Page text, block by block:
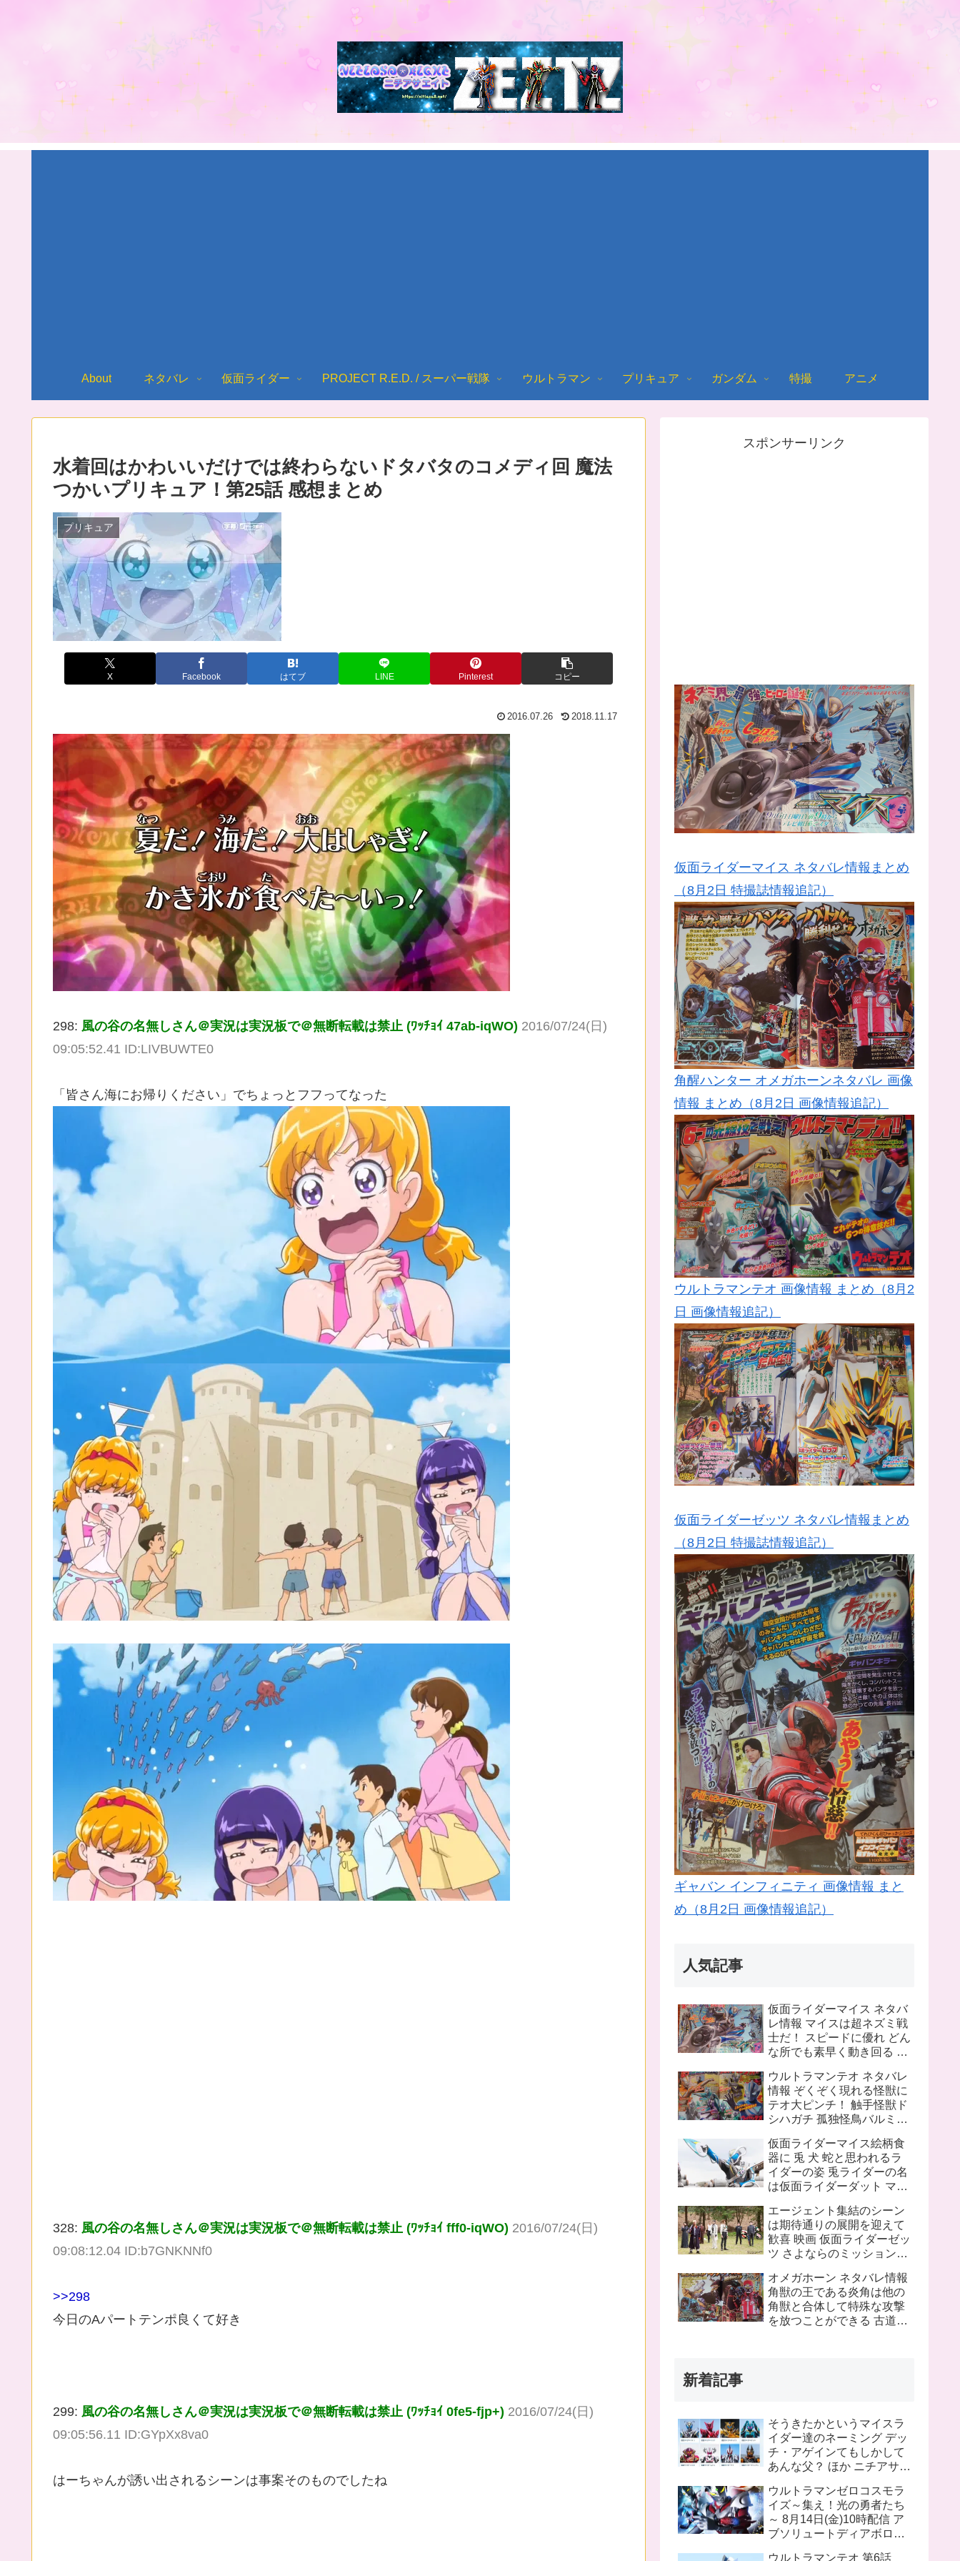
About ネタバレ 仮面ライダー PROJECT R.E.D. / スーパー戦隊 ウルトラマン プリキュア ガンダム 特撮 アニメ
水着回はかわいいだけでは終わらないドタバタのコメディ回 魔法
つかいプリキュア！第25話 感想まとめ
プリキュア
X Facebook はてブ LINE Pinterest コピー
2016.07.26 2018.11.17
298: 風の谷の名無しさん＠実況は実況板で＠無断転載は禁止 (ﾜｯﾁｮｲ 47ab-iqWO) 2016/07/24(日)
09:05:52.41 ID:LIVBUWTE0
「皆さん海にお帰りください」でちょっとフフってなった
328: 風の谷の名無しさん＠実況は実況板で＠無断転載は禁止 (ﾜｯﾁｮｲ fff0-iqWO) 2016/07/24(日)
09:08:12.04 ID:b7GNKNNf0
>>298
今日のAパートテンポ良くて好き
299: 風の谷の名無しさん＠実況は実況板で＠無断転載は禁止 (ﾜｯﾁｮｲ 0fe5-fjp+) 2016/07/24(日)
09:05:56.11 ID:GYpXx8va0
はーちゃんが誘い出されるシーンは事案そのものでしたね
スポンサーリンク
仮面ライダーマイス ネタバレ情報まとめ
（8月2日 特撮誌情報追記）
角醒ハンター オメガホーンネタバレ 画像
情報 まとめ（8月2日 画像情報追記）
ウルトラマンテオ 画像情報 まとめ（8月2
日 画像情報追記）
仮面ライダーゼッツ ネタバレ情報まとめ
（8月2日 特撮誌情報追記）
ギャバン インフィニティ 画像情報 まと
め（8月2日 画像情報追記）
人気記事
仮面ライダーマイス ネタバ
レ情報 マイスは超ネズミ戦
士だ！ スピードに優れ どん
な所でも素早く動き回る ラ
器は大剣マオウブレイド も
う一人の猫 リドはマオウの
為闘う
ウルトラマンテオ ネタバレ
情報 ぞくぞく現れる怪獣に
テオ大ピンチ！ 触手怪獣ド
シハガチ 孤独怪鳥バルミリ
ピンチにプッチーが巨大化
したぞ！
仮面ライダーマイス絵柄食
器に 兎 犬 蛇と思われるラ
イダーの姿 兎ライダーの名
は仮面ライダーダット マイ
タートルフレーム
エージェント集結のシーン
は期待通りの展開を迎えて
歓喜 映画 仮面ライダーゼッ
ツ さよならのミッションネ
オメガホーン ネタバレ情報
角獣の王である炎角は他の
角獣と合体して特殊な攻撃
を放つことができる 古道具
新着記事
そうきたかというマイスラ
イダー達のネーミング デッ
チ・アゲインてもしかして
あんな父？ ほか ニチアサ話
ウルトラマンゼロコスモラ
イズ～集え！光の勇者たち
～ 8月14日(金)10時配信 ア
ブソリュートディアボロの
ウルトラマンテオ 第6話